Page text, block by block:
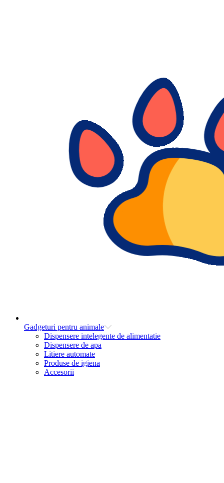
Gadgeturi pentru animale
Dispensere intelegente de alimentatie
Dispensere de apa
Litiere automate
Produse de igiena
Accesorii